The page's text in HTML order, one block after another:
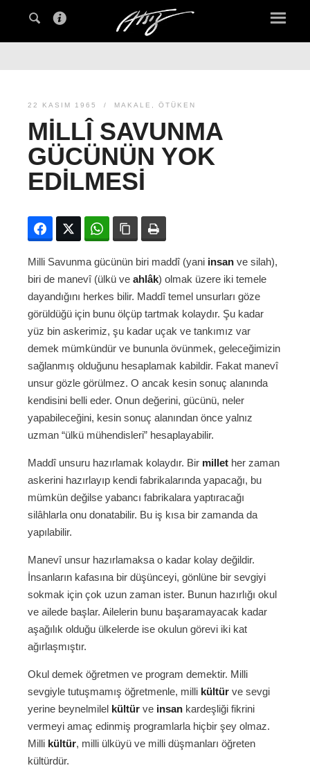
22 KASIM 1965 MAKALE , ÖTÜKEN
MILLÎ SAVUNMA
GÜCÜNÜN YOK
EDILMESI
FacebookTwitter WhatsAppBağlanıyı kopyala
Milli Savunma gücünün biri maddî (yani insan ve silah),
biri de manevî (ülkü ve ahlâk) olmak üzere iki temele
dayandığını herkes bilir. Maddî temel unsurları göze
görüldüğü için bunu ölçüp tartmak kolaydır. Şu kadar
yüz bin askerimiz, şu kadar uçak ve tankımız var
demek mümkündür ve bununla övünmek, geleceğimizin
sağlanmış olduğunu hesaplamak kabildir. Fakat manevî
unsur gözle görülmez. O ancak kesin sonuç alanında
kendisini belli eder. Onun değerini, gücünü, neler
yapabileceğini, kesin sonuç alanından önce yalnız
uzman “ülkü mühendisleri” hesaplayabilir.
Maddî unsuru hazırlamak kolaydır. Bir millet her zaman
askerini hazırlayıp kendi fabrikalarında yapacağı, bu
mümkün değilse yabancı fabrikalara yaptıracağı
silâhlarla onu donatabilir. Bu iş kısa bir zamanda da
yapılabilir.
Manevî unsur hazırlamaksa o kadar kolay değildir.
İnsanların kafasına bir düşünceyi, gönlüne bir sevgiyi
sokmak için çok uzun zaman ister. Bunun hazırlığı okul
ve ailede başlar. Ailelerin bunu başaramayacak kadar
aşağılık olduğu ülkelerde ise okulun görevi iki kat
ağırlaşmıştır.
Okul demek öğretmen ve program demektir. Milli
sevgiyle tutuşmamış öğretmenle, milli kültür ve sevgi
yerine beynelmilel kültür ve insan kardeşliği fikrini
vermeyi amaç edinmiş programlarla hiçbir şey olmaz.
Milli kültür, milli ülküyü ve milli düşmanları öğreten
kültürdür.